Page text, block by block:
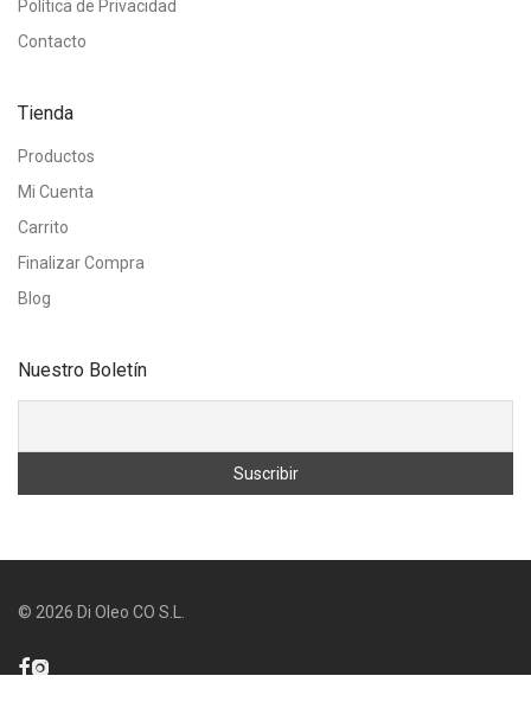
Política de Privacidad
Contacto
Tienda
Productos
Mi Cuenta
Carrito
Finalizar Compra
Blog
Nuestro Boletín
© 2026 Di Oleo CO S.L.